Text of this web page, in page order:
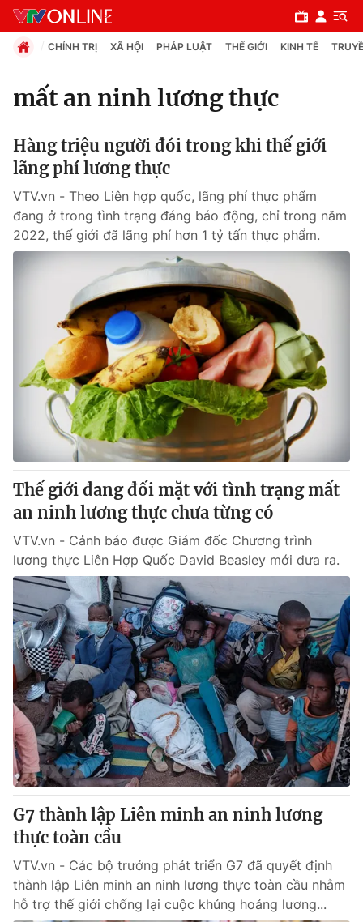
Chuyên mục
Chính trị
Xã hội
Pháp luật
Thế giới
Tin tức
Thế giới đó đây
Câu chuyện quốc tế
Kinh tế
Tài chính
Thị trường
Góc doanh nghiệp
Dữ liệu và đời sống
Truyền hình
Hậu trường
Nhân vật
Khán giả
Giải sao mai
Giải trí
Điện ảnh
Âm nhạc
Sao
Đời sống
Du lịch
Làm đẹp
Chất lượng cuộc sống
Giáo dục
Tuyển sinh
Học trực tuyến
Công nghệ
Hitech Công nghệ tương lai
Sản phẩm
Thị trường
Tư vấn
Giao lưu trực tuyến
Lịch phát sóng
Chuyên mục khác
Emagazine Podcast
Photo Infographic
CHÍNH TRỊ XÃ HỘI PHÁP LUẬT THẾ GIỚI KINH TẾ
mất an ninh lương thực
Hàng triệu người đói trong khi thế giới
lãng phí lương thực
VTV.vn - Theo Liên hợp quốc, lãng phí thực phẩm
đang ở trong tình trạng đáng báo động, chỉ trong năm
2022, thế giới đã lãng phí hơn 1 tỷ tấn thực phẩm.
Thế giới đang đối mặt với tình trạng mất
an ninh lương thực chưa từng có
VTV.vn - Cảnh báo được Giám đốc Chương trình
lương thực Liên Hợp Quốc David Beasley mới đưa ra.
G7 thành lập Liên minh an ninh lương
thực toàn cầu
VTV.vn - Các bộ trưởng phát triển G7 đã quyết định
thành lập Liên minh an ninh lương thực toàn cầu nhằm
hỗ trợ thế giới chống lại cuộc khủng hoảng lương...